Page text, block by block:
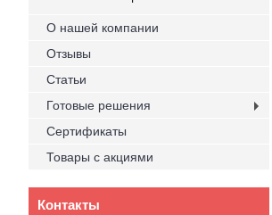
О нашей компании
Отзывы
Статьи
Готовые решения
Сертификаты
Товары с акциями
Контакты